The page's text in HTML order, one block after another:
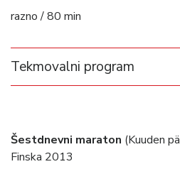
razno / 80 min
Tekmovalni program
Šestdnevni maraton (Kuuden
Finska 2013